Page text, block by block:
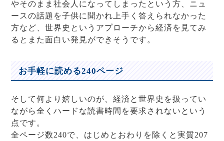
やそのまま社会人になってしまったという方、ニュ
ースの話題を子供に聞かれ上手く答えられなかった
方など、世界史というアプローチから経済を見てみ
るとまた面白い発見ができそうです。
お手軽に読める240ページ
そして何より嬉しいのが、経済と世界史を扱ってい
ながら全くハードな読書時間を要求されないという
点です。
全ページ数240で、はじめとおわりを除くと実質207